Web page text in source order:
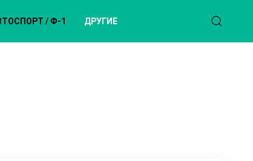
/ Ф-1 ДРУГИЕ